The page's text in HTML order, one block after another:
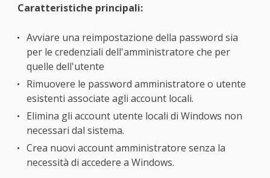
Caratteristiche principali:
Avviare una reimpostazione della password sia
per le credenziali dell'amministratore che per
quelle dell'utente
Rimuovere le password amministratore o utente
esistenti associate agli account locali.
Elimina gli account utente locali di Windows non
necessari dal sistema.
Crea nuovi account amministratore senza la
necessità di accedere a Windows.